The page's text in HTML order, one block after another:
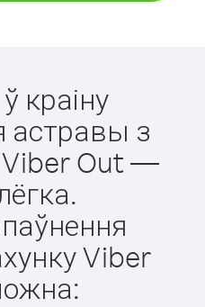
краіну
астравы з
Out —
Viber